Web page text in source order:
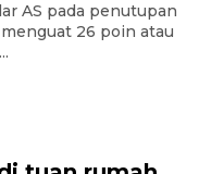
AS pada penutupan
26 poin atau